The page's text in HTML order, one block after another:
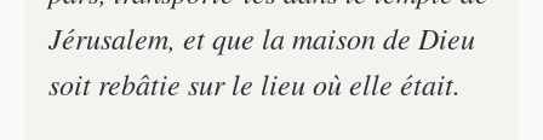
Jérusalem, et que la maison de Dieu
soit rebâtie sur le lieu où elle était.